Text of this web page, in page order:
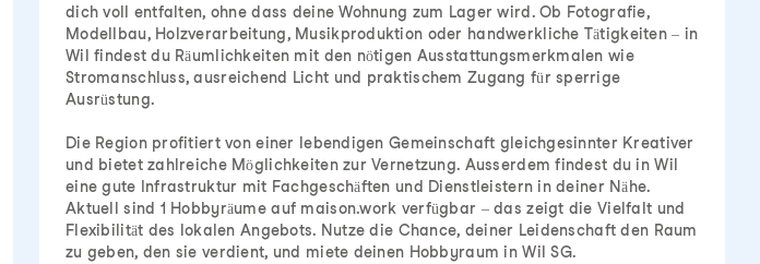
dich voll entfalten, ohne dass deine Wohnung zum Lager wird. Ob Fotografie,
Modellbau, Holzverarbeitung, Musikproduktion oder handwerkliche Tätigkeiten – in
Wil findest du Räumlichkeiten mit den nötigen Ausstattungsmerkmalen wie
Stromanschluss, ausreichend Licht und praktischem Zugang für sperrige
Ausrüstung.
Die Region profitiert von einer lebendigen Gemeinschaft gleichgesinnter Kreativer
und bietet zahlreiche Möglichkeiten zur Vernetzung. Ausserdem findest du in Wil
eine gute Infrastruktur mit Fachgeschäften und Dienstleistern in deiner Nähe.
Aktuell sind 1 Hobbyräume auf maison.work verfügbar – das zeigt die Vielfalt und
Flexibilität des lokalen Angebots. Nutze die Chance, deiner Leidenschaft den Raum
zu geben, den sie verdient, und miete deinen Hobbyraum in Wil SG.